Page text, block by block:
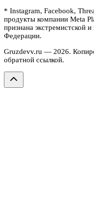
* Instagram, Facebook,
продукты компании Meta
признана экстремистской
Федерации.
Gruzdevv.ru — 2026.
обратной ссылкой.